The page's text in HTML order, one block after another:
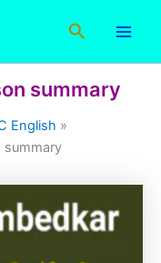
Search
summary
English
summary